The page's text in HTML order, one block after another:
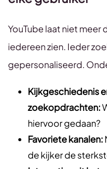
YouTube laat niet meer
iedereen zien. Ieder
gepersonaliseerd.
Kijkgeschiedenis
zoekopdrachten:
hiervoor gedaan?
Favoriete kanalen:
de kijker de